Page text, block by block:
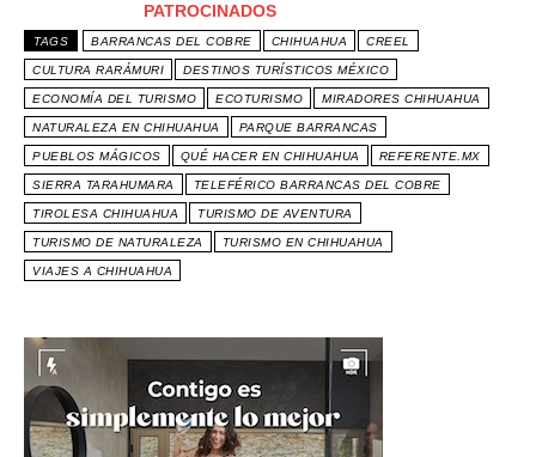
PATROCINADOS
TAGS BARRANCAS DEL COBRE CHIHUAHUA CREEL
CULTURA RARÁMURI DESTINOS TURÍSTICOS MÉXICO
ECONOMÍA DEL TURISMO ECOTURISMO MIRADORES CHIHUAHUA
NATURALEZA EN CHIHUAHUA PARQUE BARRANCAS
PUEBLOS MÁGICOS QUÉ HACER EN CHIHUAHUA REFERENTE.MX
SIERRA TARAHUMARA TELEFÉRICO BARRANCAS DEL COBRE
TIROLESA CHIHUAHUA TURISMO DE AVENTURA
TURISMO DE NATURALEZA TURISMO EN CHIHUAHUA
VIAJES A CHIHUAHUA